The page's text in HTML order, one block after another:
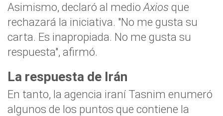
Asimismo, declaró al medio Axios que
rechazará la iniciativa. "No me gusta su
carta. Es inapropiada. No me gusta su
respuesta", afirmó.
La respuesta de Irán
En tanto, la agencia iraní Tasnim enumeró
algunos de los puntos que contiene la